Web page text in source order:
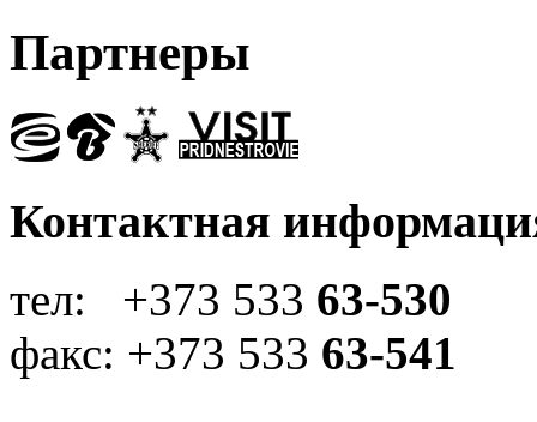
Партнеры
Контактная
тел: +373 533 63-530
факс: +373 533 63-541